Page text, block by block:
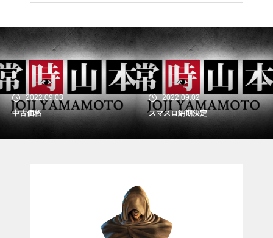
2022.09.03
中古価格
2022.09.02
スマスロ納期決定